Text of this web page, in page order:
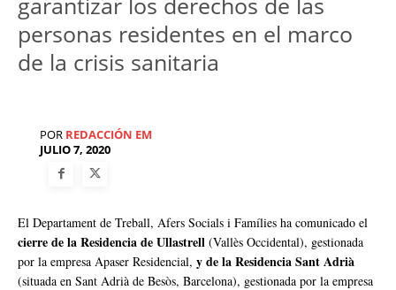
personas residentes en el marco
de la crisis sanitaria
POR REDACCIÓN EM
JULIO 7, 2020
El Departament de Treball, Afers Socials i Famílies ha comunicado el
cierre de la Residencia de Ullastrell (Vallès Occidental), gestionada
por la empresa Apaser Residencial, y de la Residencia Sant Adrià
(situada en Sant Adrià de Besòs, Barcelona), gestionada por la empresa